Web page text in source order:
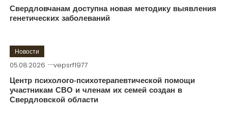
Свердловчанам доступна новая методику выявления
генетических заболеваний
Новости
05.08.2026 vepsrf1977
Центр психолого-психотерапевтической помощи
участникам СВО и членам их семей создан в
Свердловской области